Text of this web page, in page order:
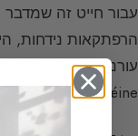
עבור חייט זה
הרפתקאות נידחות, היא
quinoléine: תו העור המפורסם.